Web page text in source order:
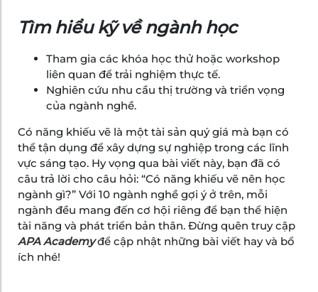
Tìm hiểu kỹ về ngành học
Tham gia các khóa học thử hoặc workshop
liên quan để trải nghiệm thực tế.
Nghiên cứu nhu cầu thị trường và triển vọng
của ngành nghề.
Có năng khiếu vẽ là một tài sản quý giá mà bạn có
thể tận dụng để xây dựng sự nghiệp trong các lĩnh
vực sáng tạo. Hy vọng qua bài viết này, bạn đã có
câu trả lời cho câu hỏi: “Có năng khiếu vẽ nên học
ngành gì?” Với 10 ngành nghề gợi ý ở trên, mỗi
ngành đều mang đến cơ hội riêng để bạn thể hiện
tài năng và phát triển bản thân. Đừng quên truy cập
APA Academyđể cập nhật những bài viết hay và bổ
ích nhé!